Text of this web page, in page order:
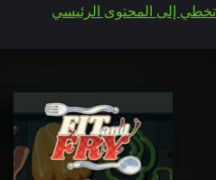
تخطي إلى المحتوى الرئيسي